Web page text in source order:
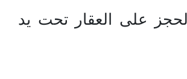
على العقار تحت يد